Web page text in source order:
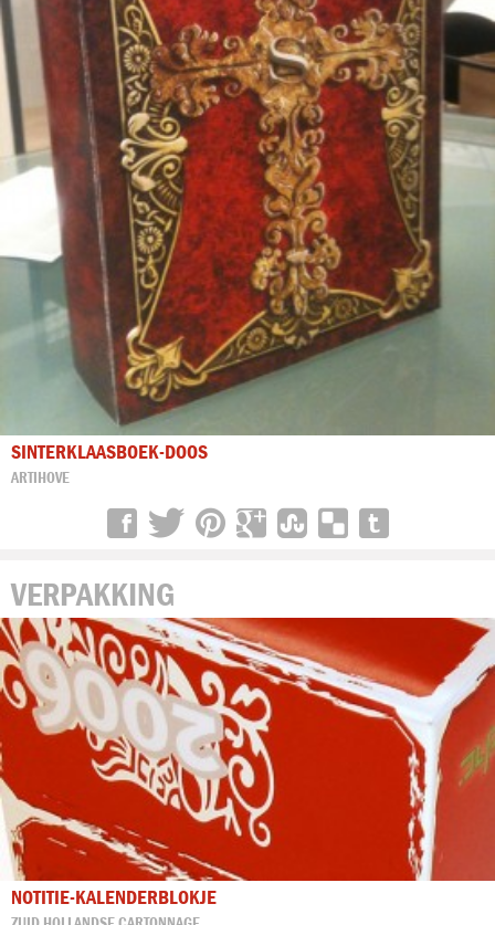
SINTERKLAASBOEK-DOOS
ARTIHOVE
VERPAKKING
NOTITIE-KALENDERBLOKJE